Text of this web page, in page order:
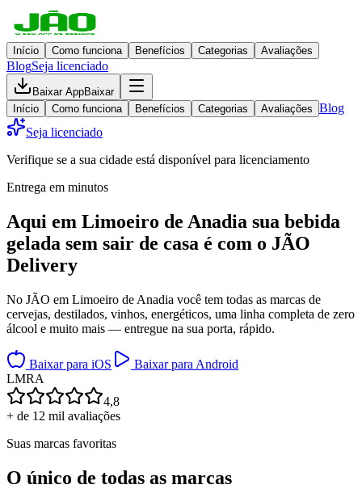
Início Como funciona Benefícios Categorias Avaliações
BlogSeja licenciado
Baixar AppBaixar
Início
Como funciona Benefícios Categorias Avaliações Blog
Seja licenciado
Verifique se a sua cidade está disponível para licenciamento
Entrega em minutos
Aqui em Limoeiro de Anadia sua bebida
gelada sem sair de casa é com o JÃO
Delivery
No JÃO em Limoeiro de Anadia você tem todas as marcas de
cervejas, destilados, vinhos, energéticos, uma linha completa de zero
álcool e muito mais — entregue na sua porta, rápido.
Baixar para iOS
Baixar para Android
LMRA
4,8
+ de 12 mil avaliações
Suas marcas favoritas
O único de todas as marcas